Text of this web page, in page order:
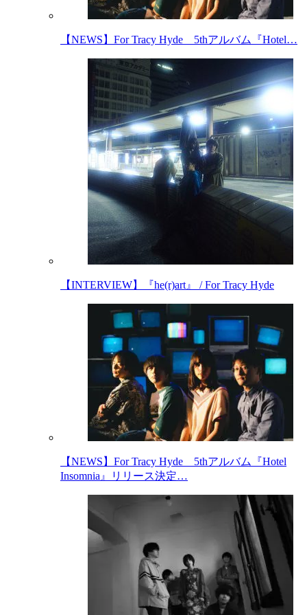
【NEWS】For Tracy Hyde 5thアルバム『Hotel…
【INTERVIEW】『he(r)art』 / For Tracy Hyde
【NEWS】For Tracy Hyde 5thアルバム『Hotel
Insomnia』リリース決定…